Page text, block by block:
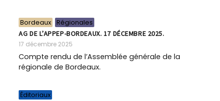
Bordeaux Régionales
AG DE L’APPEP-BORDEAUX. 17 DÉCEMBRE 2025.
17 décembre 2025
Compte rendu de l’Assemblée générale de la
régionale de Bordeaux.
Éditoriaux